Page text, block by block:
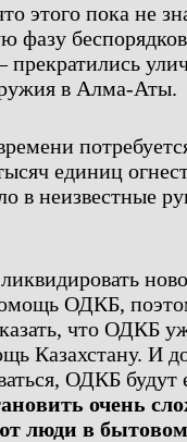
этого пока не
фазу
прекратились
в Алма-Аты.
единиц
в неизвестные
ОДКБ,
что ОДКБ
Казахстану. И
ОДКБ будут
очень
люди в